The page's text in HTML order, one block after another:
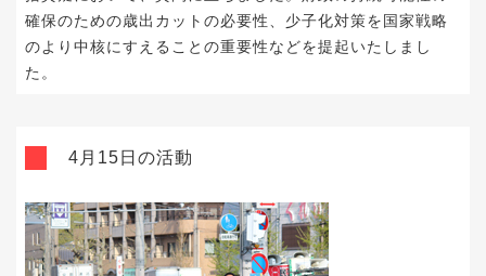
確保のための歳出カットの必要性、少子化対策を国家戦略
のより中核にすえることの重要性などを提起いたしまし
た。
4月15日の活動